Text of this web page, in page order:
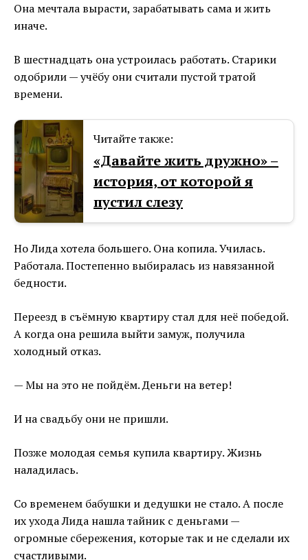
Она мечтала вырасти, зарабатывать сама и жить
иначе.
В шестнадцать она устроилась работать. Старики
одобрили — учёбу они считали пустой тратой
времени.
Читайте также:
«Давайте жить дружно⁠⁠» –
история, от которой я
пустил слезу
Но Лида хотела большего. Она копила. Училась.
Работала. Постепенно выбиралась из навязанной
бедности.
Переезд в съёмную квартиру стал для неё победой.
А когда она решила выйти замуж, получила
холодный отказ.
— Мы на это не пойдём. Деньги на ветер!
И на свадьбу они не пришли.
Позже молодая семья купила квартиру. Жизнь
наладилась.
Со временем бабушки и дедушки не стало. А после
их ухода Лида нашла тайник с деньгами —
огромные сбережения, которые так и не сделали их
счастливыми.